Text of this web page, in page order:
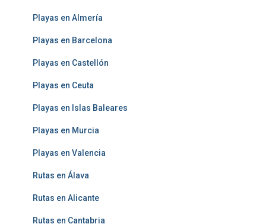
Playas en Almería
Playas en Barcelona
Playas en Castellón
Playas en Ceuta
Playas en Islas Baleares
Playas en Murcia
Playas en Valencia
Rutas en Álava
Rutas en Alicante
Rutas en Cantabria